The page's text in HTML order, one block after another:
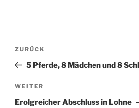
Beitragsnavigation
Vorheriger
Beitrag
ZURÜCK
5 Pferde, 8 Mädchen und 8
Nächster
Beitrag
WEITER
Erolgreicher Abschluss in Lohne